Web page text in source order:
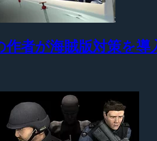
作者が海賊版対策を導